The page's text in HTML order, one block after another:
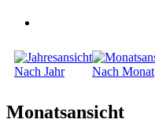
Nach Jahr Nach Monat
Monatsansicht